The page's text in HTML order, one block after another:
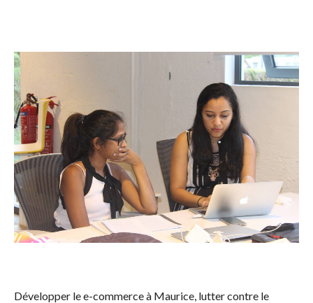
Développer le e-commerce à Maurice, lutter contre le